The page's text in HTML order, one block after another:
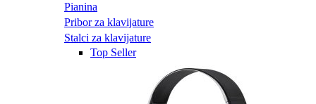
Pianina
Pribor za klavijature
Stalci za klavijature
Top Seller